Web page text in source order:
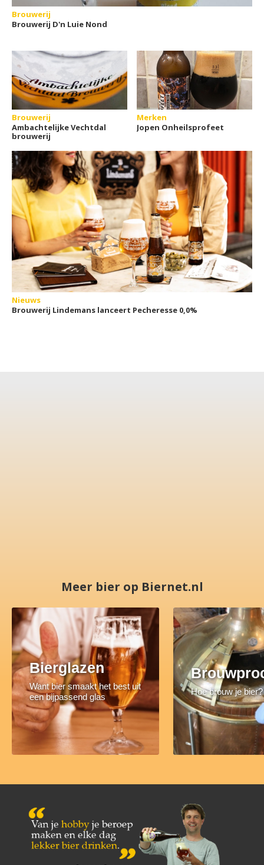
Brouwerij
Brouwerij D'n Luie Nond
Brouwerij
Ambachtelijke Vechtdal
brouwerij
Merken
Jopen Onheilsprofeet
Nieuws
Brouwerij Lindemans lanceert Pecheresse 0,0%
Meer bier op Biernet.nl
Bierglazen
Want bier smaakt het best uit
een bijpassend glas
Hoe brouw je bier?